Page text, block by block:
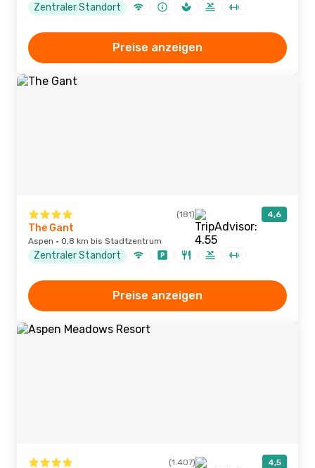
Zentraler Standort
Preise anzeigen
(181) 4,6
The Gant
Aspen · 0,8 km bis Stadtzentrum
Zentraler Standort
Preise anzeigen
(1.407) 4,5